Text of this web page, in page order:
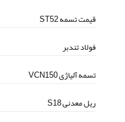
قیمت تسمه ST52
فولاد تندبر
تسمه آلیاژی VCN150
ریل معدنی S18